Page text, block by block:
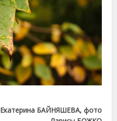
Екатерина БАЙНЯШЕВА, фото